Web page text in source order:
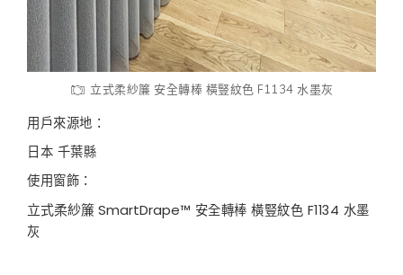
立式柔紗簾 安全轉棒 橫豎紋色 F1134 水墨灰
用戶來源地：
日本 千葉縣
使用窗飾：
立式柔紗簾 SmartDrape™ 安全轉棒 橫豎紋色 F1134 水墨
灰